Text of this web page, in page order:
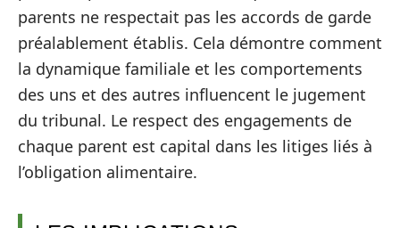
parents ne respectait pas les accords de garde
préalablement établis. Cela démontre comment
la dynamique familiale et les comportements
des uns et des autres influencent le jugement
du tribunal. Le respect des engagements de
chaque parent est capital dans les litiges liés à
l’obligation alimentaire.